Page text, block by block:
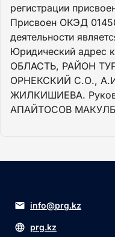
регистрации
Присвоен ОКЭД
деятельности
Юридический
ОБЛАСТЬ, РАЙОН
ОРНЕКСКИЙ С.О.,
ЖИЛКИШИЕВА.
АПАЙТОСОВ
info@prg.kz
prg.kz